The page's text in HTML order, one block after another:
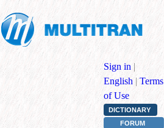
Sign in |
English | Terms
of Use
DICTIONARY
FORUM